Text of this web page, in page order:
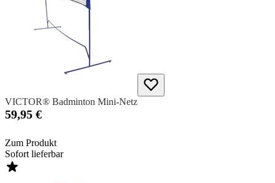
VICTOR® Badminton Mini-Netz
59,95 €
Zum Produkt
Sofort lieferbar